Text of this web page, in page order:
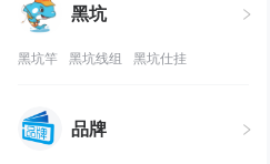
黑坑
黑坑竿 黑坑线组 黑坑仕挂
品牌